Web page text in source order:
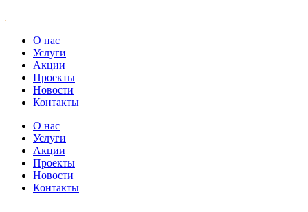
О нас
Услуги
Акции
Проекты
Новости
Контакты
О нас
Услуги
Акции
Проекты
Новости
Контакты